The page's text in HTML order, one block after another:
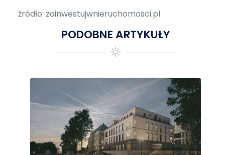
źródło: zainwestujwnieruchomosci.pl
PODOBNE ARTYKUŁY